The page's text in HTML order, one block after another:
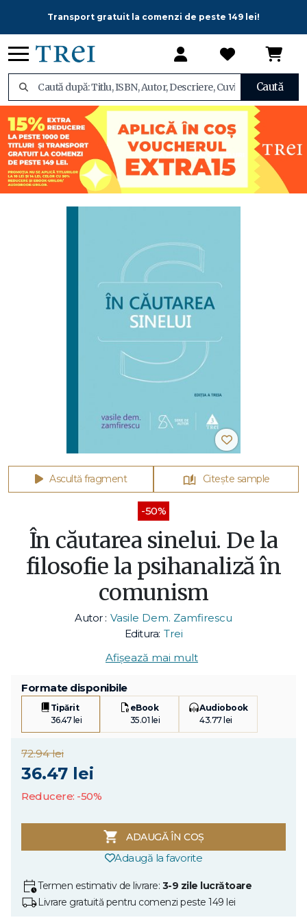
Transport gratuit la comenzi de peste 149 lei!
Caută
Ascultă fragment Citește sample
-50%
În căutarea sinelui. De la
filosofie la psihanaliză în
comunism
Autor : Vasile Dem. Zamfirescu
Editura: Trei
Afișează mai mult
Formate disponibile
Tipărit
36.47 lei
eBook
35.01 lei
Audiobook
43.77 lei
72.94 lei
36.47 lei
Reducere: -50%
ADAUGĂ ÎN COȘ
Adaugă la favorite
Termen estimativ de livrare: 3-9 zile lucrătoare
Livrare gratuită pentru comenzi peste 149 lei